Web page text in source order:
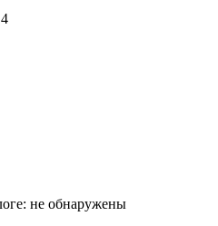
не обнаружены